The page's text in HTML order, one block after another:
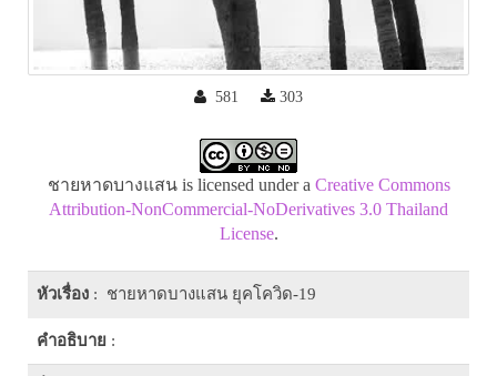
581 303
ชายหาดบางแสน is licensed under a Creative Commons
Attribution-NonCommercial-NoDerivatives 3.0 Thailand
License.
หัวเรื่อง : ชายหาดบางแสน ยุคโควิด-19
คำอธิบาย :